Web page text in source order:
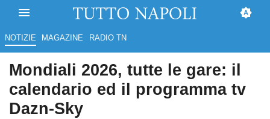
NOTIZIE MAGAZINE RADIO TN
Mondiali 2026, tutte le gare: il
calendario ed il programma tv
Dazn-Sky